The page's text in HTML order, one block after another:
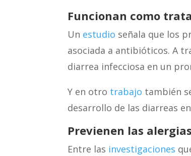
Funcionan como
Un estudio señala que los
asociada a antibióticos. A
diarrea infecciosa en un
Y en otro trabajo también
desarrollo de las diarreas
Previenen las
Entre las investigaciones